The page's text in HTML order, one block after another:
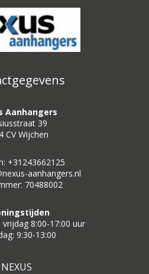
Aanhangers
39
CV Wijchen
+31243662125
aanhangers.nl
70488002
8:00-17:00 uur
9:30-13:00
NEXUS